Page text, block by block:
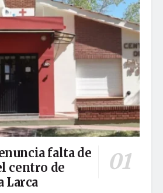
falta de
centro de
Larca